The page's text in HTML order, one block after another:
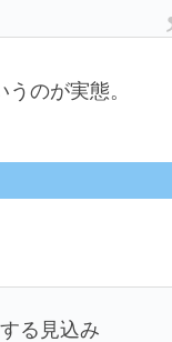
うのが実態。
る見込み